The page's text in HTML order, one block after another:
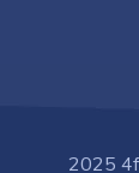
2025